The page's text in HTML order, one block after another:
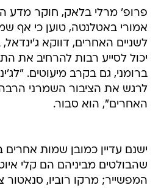
פרופ' מרלי בלאק, חוקר מדע
אמורי באטלנטה, טוען כי אף
לשניים האחרים, דווקא
יכול לסייע רבות להרחיב את
ברומני, גם בקרב מיעוטים.
לרגש את הציבור השמרני
האחרים", הוא סבור.
ישנם עדיין כמובן שמות
שהבולטים מביניהם הם קלי
המפשייר; מרקו רוביו, סנאטור